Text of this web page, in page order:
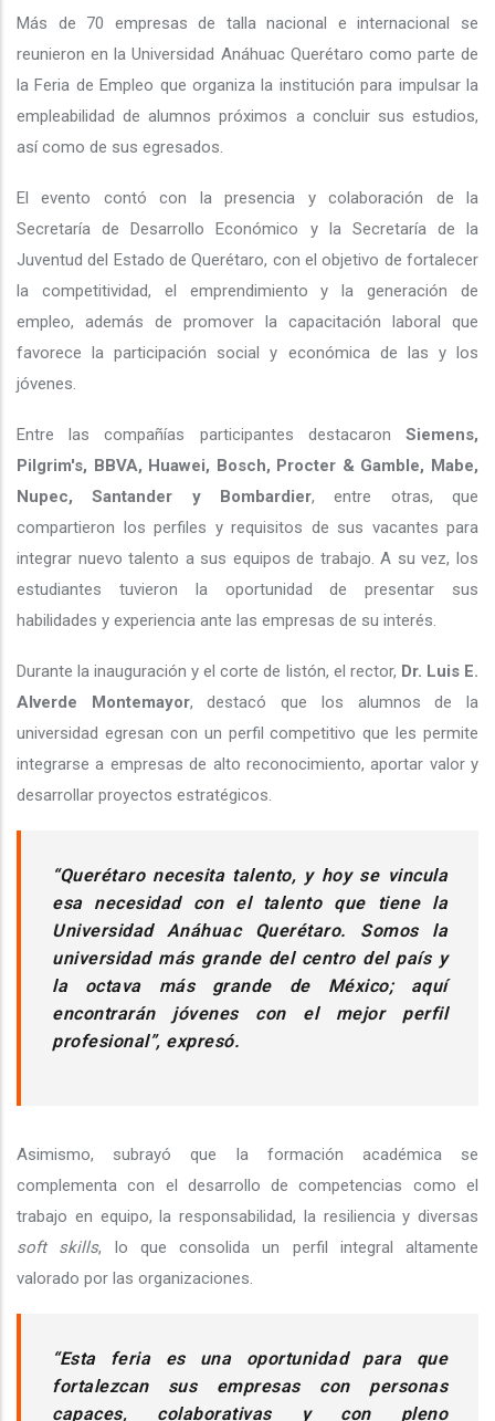
Más de 70 empresas de talla nacional e internacional se
reunieron en la Universidad Anáhuac Querétaro como parte de
la Feria de Empleo que organiza la institución para impulsar la
empleabilidad de alumnos próximos a concluir sus estudios,
así como de sus egresados.
El evento contó con la presencia y colaboración de la
Secretaría de Desarrollo Económico y la Secretaría de la
Juventud del Estado de Querétaro, con el objetivo de fortalecer
la competitividad, el emprendimiento y la generación de
empleo, además de promover la capacitación laboral que
favorece la participación social y económica de las y los
jóvenes.
Entre las compañías participantes destacaron Siemens,
Pilgrim's, BBVA, Huawei, Bosch, Procter & Gamble, Mabe,
Nupec, Santander y Bombardier, entre otras, que
compartieron los perfiles y requisitos de sus vacantes para
integrar nuevo talento a sus equipos de trabajo. A su vez, los
estudiantes tuvieron la oportunidad de presentar sus
habilidades y experiencia ante las empresas de su interés.
Durante la inauguración y el corte de listón, el rector, Dr. Luis E.
Alverde Montemayor, destacó que los alumnos de la
universidad egresan con un perfil competitivo que les permite
integrarse a empresas de alto reconocimiento, aportar valor y
desarrollar proyectos estratégicos.
“Querétaro necesita talento, y hoy se vincula
esa necesidad con el talento que tiene la
Universidad Anáhuac Querétaro. Somos la
universidad más grande del centro del país y
la octava más grande de México; aquí
encontrarán jóvenes con el mejor perfil
profesional”, expresó.
Asimismo, subrayó que la formación académica se
complementa con el desarrollo de competencias como el
trabajo en equipo, la responsabilidad, la resiliencia y diversas
soft skills, lo que consolida un perfil integral altamente
valorado por las organizaciones.
“Esta feria es una oportunidad para que
fortalezcan sus empresas con personas
capaces, colaborativas y con pleno